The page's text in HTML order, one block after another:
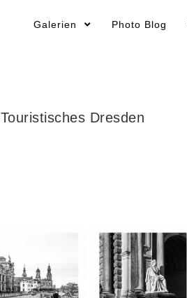
Galerien Photo Blog
Touristisches Dresden